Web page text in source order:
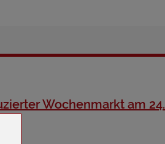
Wochenmarkt am 24.